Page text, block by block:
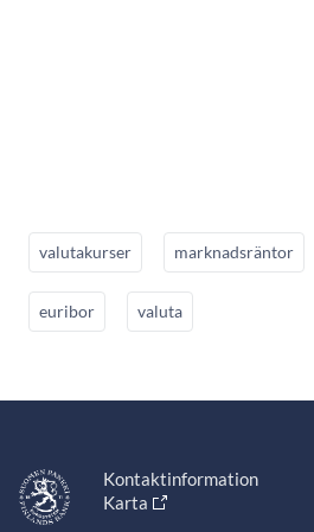
valutakurser marknadsräntor
euribor valuta
Kontaktinformation
Karta